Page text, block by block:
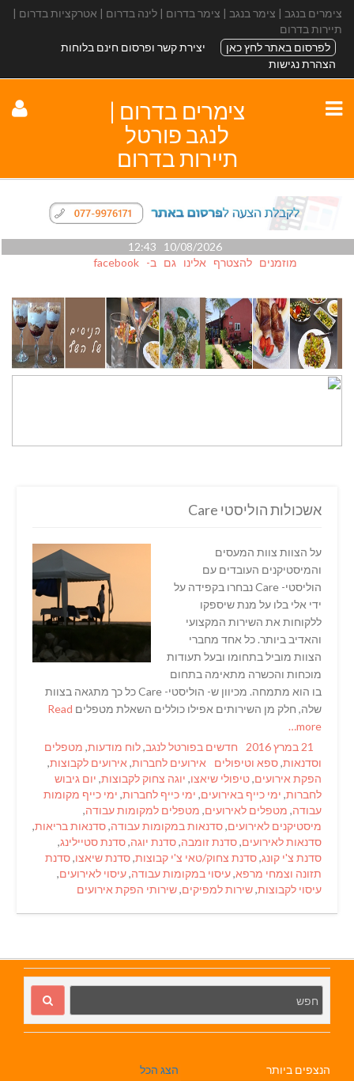
צימרים בנגב | צימר בנגב | צימר בדרום | לינה בדרום | אטרקציות בדרום |
תיירות בדרום
לפרסום באתר לחץ כאן
יצירת קשר ופרסום חינם בלוחות
הצהרת נגישות
צימרים בדרום |
לנגב פורטל
תיירות בדרום
10/08/2026 12:43
מוזמנים להצטרף אלינו גם ב- facebook
אשכולות הוליסטי Care
על הצוות צוות המעסים
והמיסטיקנים העובדים עם
הוליסטי- Care נבחרו בקפידה על
ידי אלי בלו על מנת שיספקו
ללקוחות את השירות המקצועי
והאדיב ביותר. כל אחד מחברי
הצוות מוביל בתחומו ובעל תעודות
מוכחות והכשרה מתאימה בתחום
בו הוא מתמחה. מכיוון ש- הוליסטי- Care כל כך מתגאה בצוות
שלה, חלק מן השירותים אפילו כוללים השאלת מטפלים Read
more…
Posted
on
21 במרץ 2016 Categories
חדשים בפורטל לנגב,לוח מודעות, מטפלים
וסדנאות,ספא וטיפולים Tags
אירועים לחברות, אירועים לקבוצות,
הפקת אירועים,טיפולי שיאצו, יוגה צחוק לקבוצות, יום גיבוש
לחברות, ימי כייף באירועים, ימי כייף לחברות, ימי כייף מקומות
עבודה, מטפלים לאירועים, מטפלים למקומות עבודה,
מיסטיקנים לאירועים,סדנאות במקומות עבודה,סדנאות בריאות,
סדנאות לאירועים,סדנת זומבה,סדנת יוגה,סדנת סטיילינג,
סדנת צ'י קונג,סדנת צחוק/טאי צ'י קבוצות,סדנת שיאצו,סדנת
תזונה וצמחי מרפא,עיסוי במקומות עבודה,עיסוי לאירועים,
עיסוי לקבוצות,שירות למפיקים,שירותי הפקת אירועים
הנצפים ביותר הצג הכל